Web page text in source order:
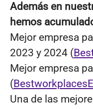
Además en
hemos
Mejor empresa
2023 y 2024 (
Mejor empresa
(
Una de las